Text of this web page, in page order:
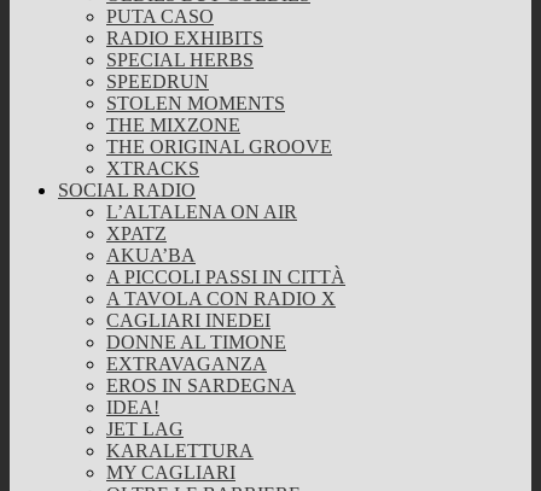
PUTA CASO
RADIO EXHIBITS
SPECIAL HERBS
SPEEDRUN
STOLEN MOMENTS
THE MIXZONE
THE ORIGINAL GROOVE
XTRACKS
SOCIAL RADIO
L’ALTALENA ON AIR
XPATZ
AKUA’BA
A PICCOLI PASSI IN CITTÀ
A TAVOLA CON RADIO X
CAGLIARI INEDEI
DONNE AL TIMONE
EXTRAVAGANZA
EROS IN SARDEGNA
IDEA!
JET LAG
KARALETTURA
MY CAGLIARI